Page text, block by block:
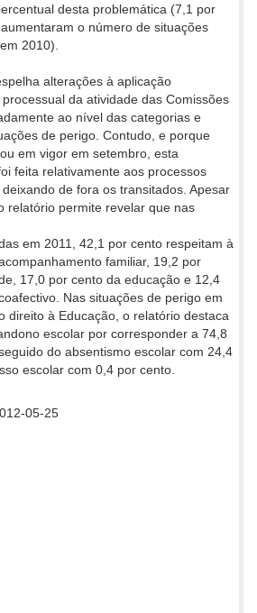
desta problemática (7,1 por
o número de situações
2010).
alterações à aplicação
da atividade das Comissões
ao nível das categorias e
de perigo. Contudo, e porque
em vigor em setembro, esta
feita relativamente aos processos
de fora os transitados. Apesar
relatório permite revelar que nas
em 2011, 42,1 por cento respeitam à
familiar, 19,2 por
17,0 por cento da educação e 12,4
Nas situações de perigo em
direito à Educação, o relatório destaca
escolar por corresponder a 74,8
do absentismo escolar com 24,4
escolar com 0,4 por cento.
05-25